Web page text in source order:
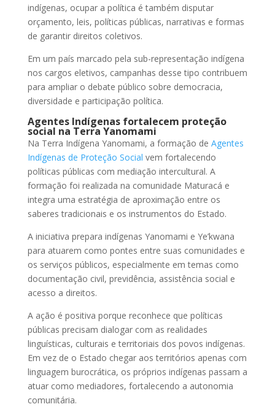
indígenas, ocupar a política é também disputar
orçamento, leis, políticas públicas, narrativas e formas
de garantir direitos coletivos.
Em um país marcado pela sub-representação indígena
nos cargos eletivos, campanhas desse tipo contribuem
para ampliar o debate público sobre democracia,
diversidade e participação política.
Agentes Indígenas fortalecem proteção
social na Terra Yanomami
Na Terra Indígena Yanomami, a formação de Agentes
Indígenas de Proteção Social vem fortalecendo
políticas públicas com mediação intercultural. A
formação foi realizada na comunidade Maturacá e
integra uma estratégia de aproximação entre os
saberes tradicionais e os instrumentos do Estado.
A iniciativa prepara indígenas Yanomami e Ye’kwana
para atuarem como pontes entre suas comunidades e
os serviços públicos, especialmente em temas como
documentação civil, previdência, assistência social e
acesso a direitos.
A ação é positiva porque reconhece que políticas
públicas precisam dialogar com as realidades
linguísticas, culturais e territoriais dos povos indígenas.
Em vez de o Estado chegar aos territórios apenas com
linguagem burocrática, os próprios indígenas passam a
atuar como mediadores, fortalecendo a autonomia
comunitária.